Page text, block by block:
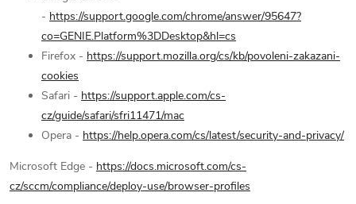
- https://support.google.com/chrome/answer/95647?
co=GENIE.Platform%3DDesktop&hl=cs
Firefox - https://support.mozilla.org/cs/kb/povoleni-zakazani-
cookies
Safari - https://support.apple.com/cs-
cz/guide/safari/sfri11471/mac
Opera - https://help.opera.com/cs/latest/security-and-privacy/
Microsoft Edge - https://docs.microsoft.com/cs-
cz/sccm/compliance/deploy-use/browser-profiles